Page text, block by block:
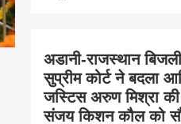
अडानी-राजस्थान
सुप्रीम कोर्ट ने बदला
जस्टिस अरुण मिश्रा
संजय किशन कौल को